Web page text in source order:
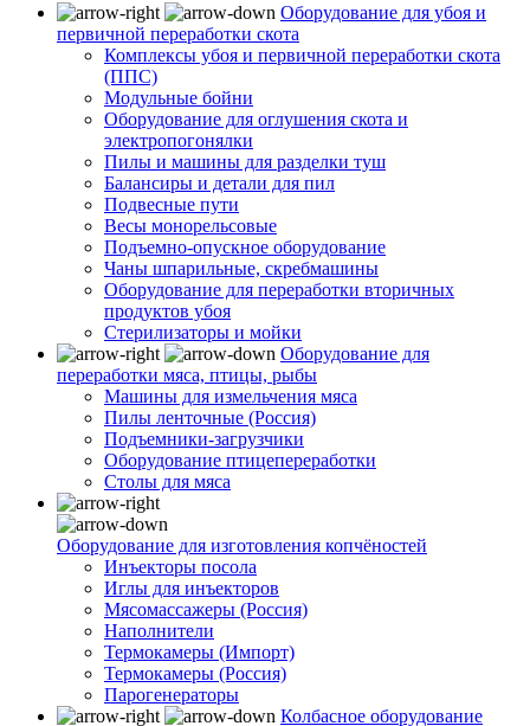
Оборудование для убоя и
первичной переработки скота
Комплексы убоя и первичной переработки скота
(ППС)
Модульные бойни
Оборудование для оглушения скота и
электропогонялки
Пилы и машины для разделки туш
Балансиры и детали для пил
Подвесные пути
Весы монорельсовые
Подъемно-опускное оборудование
Чаны шпарильные, скребмашины
Оборудование для переработки вторичных
продуктов убоя
Стерилизаторы и мойки
Оборудование для
переработки мяса, птицы, рыбы
Машины для измельчения мяса
Пилы ленточные (Россия)
Подъемники-загрузчики
Оборудование птицепереработки
Столы для мяса
Оборудование для изготовления копчёностей
Инъекторы посола
Иглы для инъекторов
Мясомассажеры (Россия)
Наполнители
Термокамеры (Импорт)
Термокамеры (Россия)
Парогенераторы
Колбасное оборудование